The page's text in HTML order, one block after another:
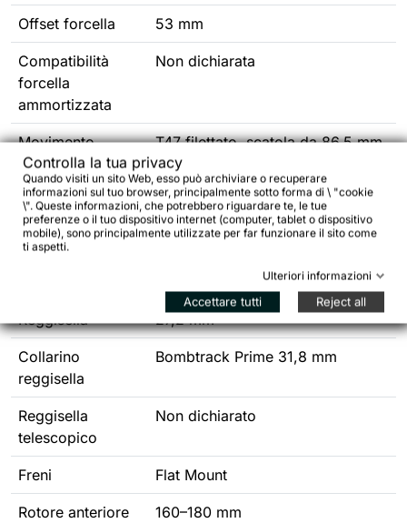
Offset forcella 53 mm
Compatibilità
forcella
ammortizzata
Non dichiarata
Movimento
centrale
T47 filettato, scatola da 86,5 mm
Serie sterzo
Sigillata, EC34/28.6 superiore /
EC44/40 inferiore
Reggisella 27,2 mm
Collarino
reggisella
Bombtrack Prime 31,8 mm
Reggisella
telescopico
Non dichiarato
Freni Flat Mount
Rotore anteriore 160–180 mm
Controlla la tua privacy
Quando visiti un sito Web, esso può archiviare o recuperare
informazioni sul tuo browser, principalmente sotto forma di \ "cookie
\". Queste informazioni, che potrebbero riguardare te, le tue
preferenze o il tuo dispositivo internet (computer, tablet o dispositivo
mobile), sono principalmente utilizzate per far funzionare il sito come
ti aspetti.
Ulteriori informazioni
Accettare tutti Reject all